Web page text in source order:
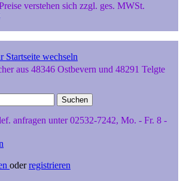
verstehen sich zzgl. ges. MWSt.
aus 48346 Ostbevern und 48291 Telgte
anfragen unter 02532-7242, Mo. - Fr. 8 -
Suchen
oderregistrieren